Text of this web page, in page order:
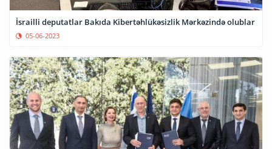
İsrailli deputatlar Bakıda Kibertəhlükəsizlik Mərkəzində olublar
05-06-2023